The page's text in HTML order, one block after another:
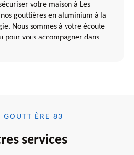
votre maison à Les
nos gouttières en aluminium à la
Nous sommes à votre écoute
pour vous accompagner dans
GOUTTIÈRE 83
services